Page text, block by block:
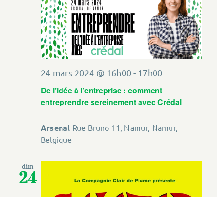
De l’idée à l’entreprise : comment
entreprendre sereinement avec Crédal
24 mars 2024 @ 16h00- 17h00
Arsenal Rue Bruno 11, Namur, Namur,
Belgique
dim
24